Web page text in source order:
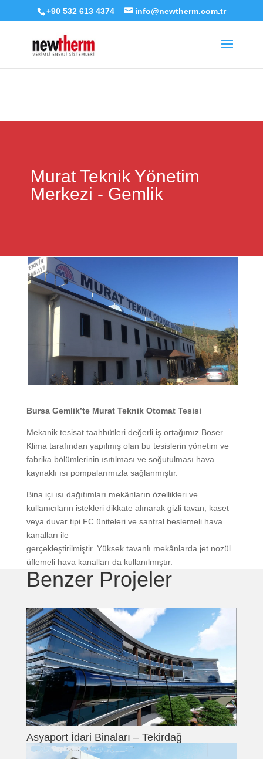
Deprecated: seems_utf8 işlevi, 6.9.0 sürümünden başlayarak
kullanımdan kaldırıldı
/home/verimli/public_html/wp-includes/functions.php
on line
+90 532 613 4374 info@newtherm.com.tr
Murat Teknik Yönetim
Merkezi - Gemlik
Bursa Gemlik’te Murat Teknik Otomat Tesisi
Mekanik tesisat taahhütleri değerli iş ortağımız Boser
Klima tarafından yapılmış olan bu tesislerin yönetim ve
fabrika bölümlerinin ısıtılması ve soğutulması hava
kaynaklı ısı pompalarımızla sağlanmıştır.
Bina içi ısı dağıtımları mekânların özellikleri ve
kullanıcıların istekleri dikkate alınarak gizli tavan, kaset
veya duvar tipi FC üniteleri ve santral beslemeli hava
kanalları ile
gerçekleştirilmiştir. Yüksek tavanlı mekânlarda jet nozül
üflemeli hava kanalları da kullanılmıştır.
Benzer Projeler
Asyaport İdari Binaları – Tekirdağ